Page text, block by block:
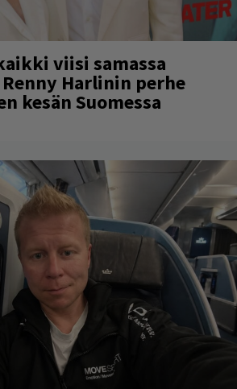
viisi samassa
Renny Harlinin perhe
kesän Suomessa